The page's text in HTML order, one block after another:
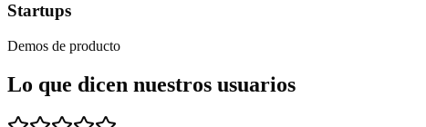
Startups
Demos de producto
Lo que dicen nuestros usuarios